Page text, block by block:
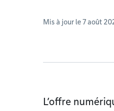
Mis à jour le 7 août
L’offre